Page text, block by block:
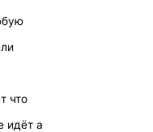
что
идёт а